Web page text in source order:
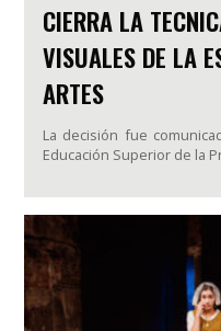
CIERRA LA
VISUALES DE LA
ARTES
La decisión fue
Educación Superior de la